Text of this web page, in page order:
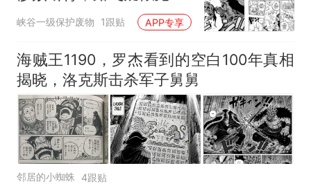
第5档形态
峡谷一级保护废物 1跟贴 APP专享
海贼王1190，罗杰看到的空白100年真相
揭晓，洛克斯击杀军子舅舅
邻居的小蜘蛛 4跟贴